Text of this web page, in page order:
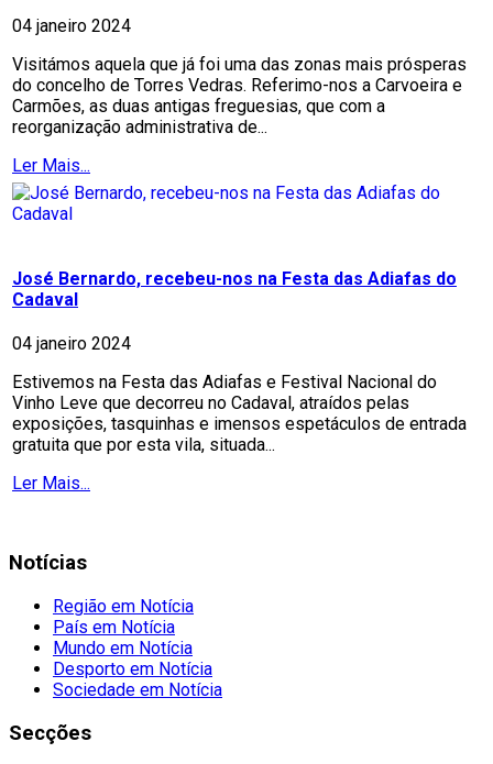
04 janeiro 2024
Visitámos aquela que já foi uma das zonas mais prósperas
do concelho de Torres Vedras. Referimo-nos a Carvoeira e
Carmões, as duas antigas freguesias, que com a
reorganização administrativa de...
Ler Mais...
José Bernardo, recebeu-nos na Festa das Adiafas do
Cadaval
04 janeiro 2024
Estivemos na Festa das Adiafas e Festival Nacional do
Vinho Leve que decorreu no Cadaval, atraídos pelas
exposições, tasquinhas e imensos espetáculos de entrada
gratuita que por esta vila, situada...
Ler Mais...
Notícias
Região em Notícia
País em Notícia
Mundo em Notícia
Desporto em Notícia
Sociedade em Notícia
Secções